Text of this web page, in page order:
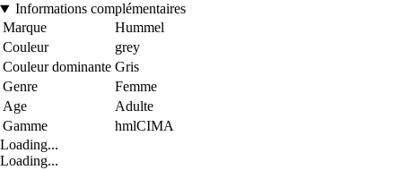
Informations complémentaires
Marque
Hummel
Couleur
grey
Couleur dominante Gris
Genre
Femme
Age
Adulte
Gamme
hmlCIMA
Loading...
Loading...